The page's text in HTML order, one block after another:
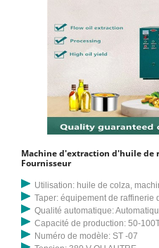
Machine d'extraction d'huile de
Fournisseur
Utilisation: huile de colza,
Taper: équipement de raffinerie
Qualité automatique:
Capacité de production: 50-
Numéro de modèle: ST -07